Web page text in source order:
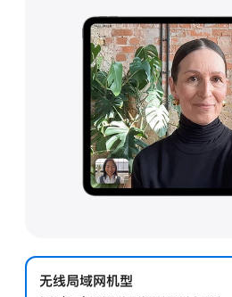
无线局域网机型